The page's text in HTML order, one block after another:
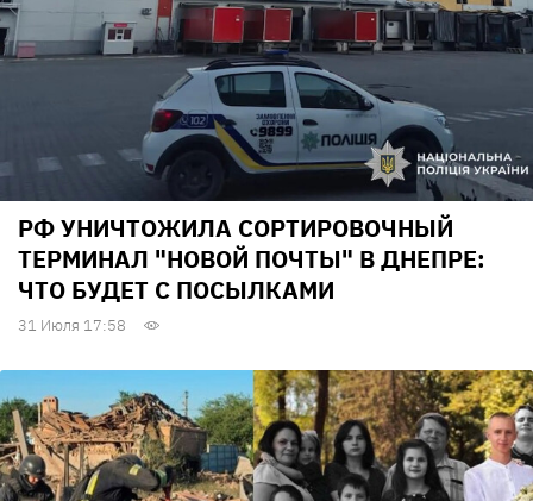
РФ УНИЧТОЖИЛА СОРТИРОВОЧНЫЙ
ТЕРМИНАЛ "НОВОЙ ПОЧТЫ" В ДНЕПРЕ:
ЧТО БУДЕТ С ПОСЫЛКАМИ
31 Июля 17:58